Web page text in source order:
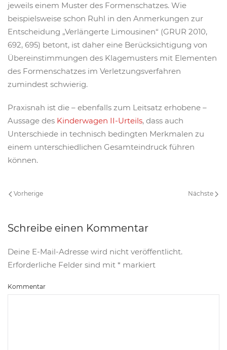
jeweils einem Muster des Formenschatzes. Wie
beispielsweise schon Ruhl in den Anmerkungen zur
Entscheidung „Verlängerte Limousinen“ (GRUR 2010,
692, 695) betont, ist daher eine Berücksichtigung von
Übereinstimmungen des Klagemusters mit Elementen
des Formenschatzes im Verletzungsverfahren
zumindest schwierig.
Praxisnah ist die – ebenfalls zum Leitsatz erhobene –
Aussage des Kinderwagen II-Urteils, dass auch
Unterschiede in technisch bedingten Merkmalen zu
einem unterschiedlichen Gesamteindruck führen
können.
Vorherige Nächste
Schreibe einen Kommentar
Deine E-Mail-Adresse wird nicht veröffentlicht.
Erforderliche Felder sind mit * markiert
Kommentar